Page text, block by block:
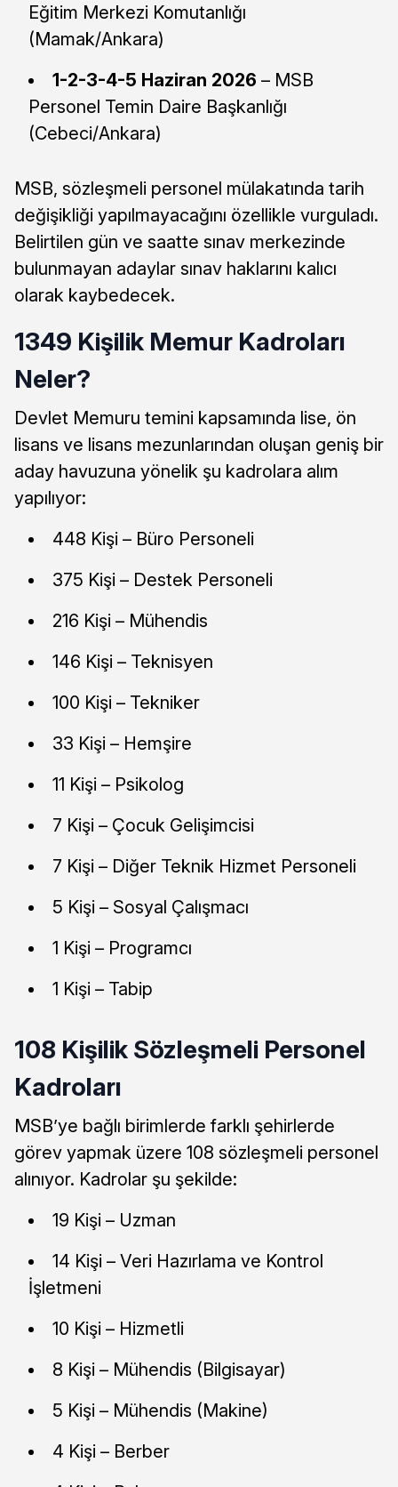
Eğitim Merkezi Komutanlığı
(Mamak/Ankara)
1-2-3-4-5 Haziran 2026 – MSB
Personel Temin Daire Başkanlığı
(Cebeci/Ankara)
MSB, sözleşmeli personel mülakatında tarih
değişikliği yapılmayacağını özellikle vurguladı.
Belirtilen gün ve saatte sınav merkezinde
bulunmayan adaylar sınav haklarını kalıcı
olarak kaybedecek.
1349 Kişilik Memur Kadroları
Neler?
Devlet Memuru temini kapsamında lise, ön
lisans ve lisans mezunlarından oluşan geniş bir
aday havuzuna yönelik şu kadrolara alım
yapılıyor:
448 Kişi – Büro Personeli
375 Kişi – Destek Personeli
216 Kişi – Mühendis
146 Kişi – Teknisyen
100 Kişi – Tekniker
33 Kişi – Hemşire
11 Kişi – Psikolog
7 Kişi – Çocuk Gelişimcisi
7 Kişi – Diğer Teknik Hizmet Personeli
5 Kişi – Sosyal Çalışmacı
1 Kişi – Programcı
1 Kişi – Tabip
108 Kişilik Sözleşmeli Personel
Kadroları
MSB’ye bağlı birimlerde farklı şehirlerde
görev yapmak üzere 108 sözleşmeli personel
alınıyor. Kadrolar şu şekilde:
19 Kişi – Uzman
14 Kişi – Veri Hazırlama ve Kontrol
İşletmeni
10 Kişi – Hizmetli
8 Kişi – Mühendis (Bilgisayar)
5 Kişi – Mühendis (Makine)
4 Kişi – Berber